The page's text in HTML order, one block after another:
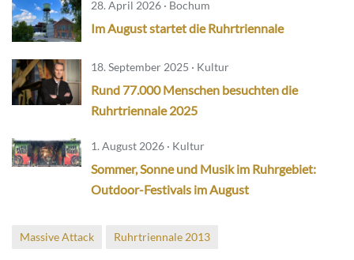
28. April 2026 · Bochum
Im August startet die Ruhrtriennale
18. September 2025 · Kultur
Rund 77.000 Menschen besuchten die
Ruhrtriennale 2025
1. August 2026 · Kultur
Sommer, Sonne und Musik im Ruhrgebiet:
Outdoor-Festivals im August
Massive Attack Ruhrtriennale 2013